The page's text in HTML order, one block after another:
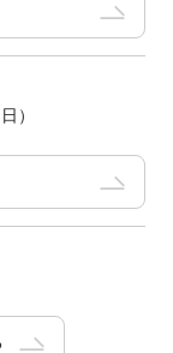
）